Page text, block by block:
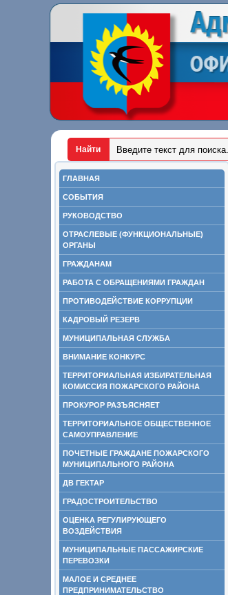
ГЛАВНАЯ
СОБЫТИЯ
РУКОВОДСТВО
ОТРАСЛЕВЫЕ (ФУНКЦИОНАЛЬНЫЕ)
ОРГАНЫ
ГРАЖДАНАМ
РАБОТА С ОБРАЩЕНИЯМИ ГРАЖДАН
ПРОТИВОДЕЙСТВИЕ КОРРУПЦИИ
КАДРОВЫЙ РЕЗЕРВ
МУНИЦИПАЛЬНАЯ СЛУЖБА
ВНИМАНИЕ КОНКУРС
ТЕРРИТОРИАЛЬНАЯ ИЗБИРАТЕЛЬНАЯ
КОМИССИЯ ПОЖАРСКОГО РАЙОНА
ПРОКУРОР РАЗЪЯСНЯЕТ
ТЕРРИТОРИАЛЬНОЕ ОБЩЕСТВЕННОЕ
САМОУПРАВЛЕНИЕ
ПОЧЕТНЫЕ ГРАЖДАНЕ ПОЖАРСКОГО
МУНИЦИПАЛЬНОГО РАЙОНА
ДВ ГЕКТАР
ГРАДОСТРОИТЕЛЬСТВО
ОЦЕНКА РЕГУЛИРУЮЩЕГО
ВОЗДЕЙСТВИЯ
МУНИЦИПАЛЬНЫЕ ПАССАЖИРСКИЕ
ПЕРЕВОЗКИ
МАЛОЕ И СРЕДНЕЕ
ПРЕДПРИНИМАТЕЛЬСТВО